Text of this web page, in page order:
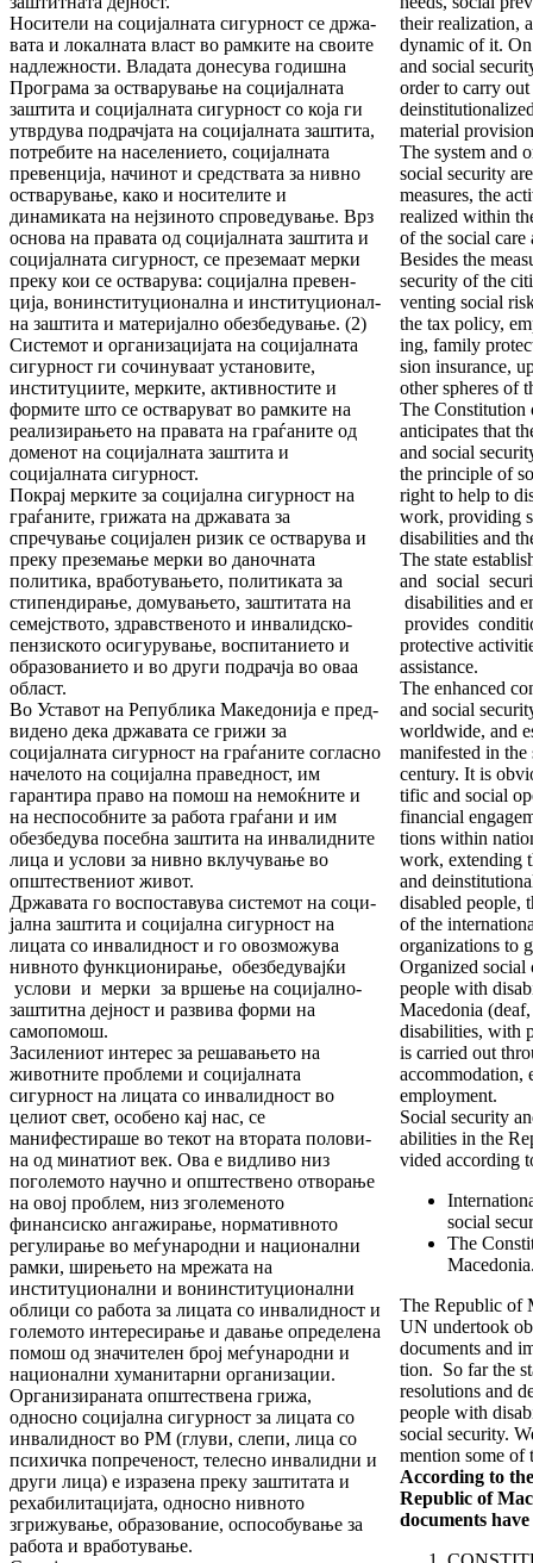
Носители на социјалната сигурност се држа­
ва­та и локалната власт во рамките на своите
над­леж­ности. Владата донесува годишна
Програ­ма за остварување на социјалната
заштита и со­цијалната сигурност со која ги
утврдува под­рач­јата на социјалната заштита,
потребите на населението, социјалната
превенција, начи­нот и средствата за нивно
остварување, како и носителите и
динамиката на нејзиното спрове­ду­вање. Врз
основа на правата од социјалната заштита и
социјалната сигурност, се преземаат мерки
преку кои се остварува: социјална пре­вен­
ција, вонинституционална и институцио­нал­­
на заштита и материјално обезбедување. (2)
Системот и организацијата на социјалната
си­гур­ност ги сочинуваат установите,
институ­ции­те, мерките, активностите и
формите што се остваруват во рамките на
реализирањето на правата на граѓаните од
доменот на соци­јал­на­та заштита и
социјалната сигурност.
Покрај мерките за социјална сигурност на
гра­ѓа­ните, грижата на државата за
спречување социјален ризик се остварува и
преку презе­ма­ње мерки во даночната
политика, вработу­ва­ње­то, политиката за
стипендирање, домување­то, заштитата на
семејството, здравственото и инвалидско-
пензиското осигурување, воспита­ние­то и
образованието и во други подрачја во оваа
област.
Во Уставот на Република Македонија е пред­
видено дека државата се грижи за
социјалната сигурност на граѓаните согласно
начелото на социјална праведност, им
гарантира право на помош на немоќните и
на неспособните за ра­бо­та граѓани и им
обезбедува посебна заштита на инвалидните
лица и услови за нивно вклу­чу­вање во
општествениот живот.
Државата го воспоставува системот на соци­
јал­­на заштита и социјална сигурност на
лицата со инвалидност и го овозможува
нивното функ­­­­­­ционирање, обезбедувајќи
услови и мер­ки за вршење на социјално-
заштитна дејност и раз­ви­ва форми на
самопомош.
Засилениот интерес за решавањето на
живот­ни­те проблеми и социјалната
сигурност на ли­ца­та со инвалидност во
целиот свет, особено кај нас, се
манифестираше во текот на втората поло­ви­
на од минатиот век. Ова е видливо низ
поголемото научно и општествено отворање
на овој проблем, низ зголеменото
финансиско ангажирање, нор­ма­тивното
регулирање во ме­ѓу­народни и национални
рамки, ши­ре­њето на мре­­жата на
институционални и вонинсти­ту­цио­нални
облици со работа за лицата со ин­ва­лид­ност и
го­ле­мо­то интересирање и давање оп­­ределена
помош од значителен број меѓу­на­род­ни и
нацио­нал­ни хуманитарни организа­ции.
Организираната општествена грижа,
односно социјална сигурност за лицата со
инвалидност во РМ (глуви, слепи, лица со
психичка по­пре­че­ност, телесно инвалидни и
други лица) e из­ра­зена преку заштитата и
рехабилитацијата, односно нивното
згрижување, образование, ос­по­­со­бу­ва­ње за
работа и вработување.
their realization,
dynamic of it. On
and social
order to carry
material
The system and
social security
measures, the
realized within
of the social care
Besides the
security of the
venting social
the tax policy,
ing, family
sion insurance,
other spheres of
The Constitution
anticipates that
and social
the principle of
right to help to
work, providing
dis­abilities and
The state
and social
disabilities and
provides
protective
assistance.
The enhanced
and social
worldwide, and
manifested in
century. It is
tific and social
financial
tions within
work, extending
and
disabled people,
of the
or­ganizations to
Organized social
peo­ple with
Mace­donia
disabili­ties, with
is car­ried out
accom­modation,
em­ployment.
Social security
abilities in the
vided according
social
The
The Republic of
UN undertook
documents and
tion. So far the
resolutions and
people with
social security.
mention some of
According to
Republic of
documents